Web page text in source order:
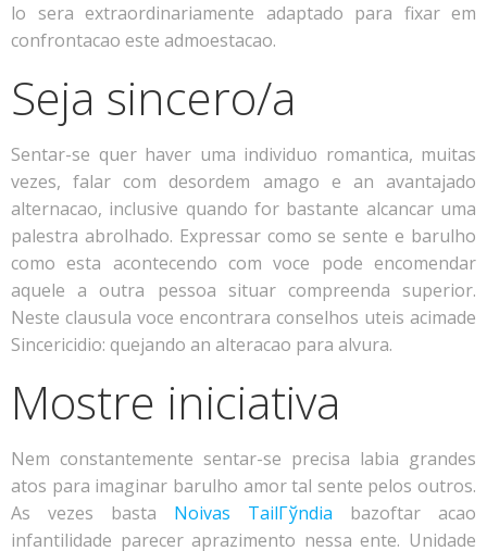
lo sera extraordinariamente adaptado para fixar em
confrontacao este admoestacao.
Seja sincero/a
Sentar-se quer haver uma individuo romantica, muitas
vezes, falar com desordem amago e an avantajado
alternacao, inclusive quando for bastante alcancar uma
palestra abrolhado. Expressar como se sente e barulho
como esta acontecendo com voce pode encomendar
aquele a outra pessoa situar compreenda superior.
Neste clausula voce encontrara conselhos uteis acimade
Sincericidio: quejando an alteracao para alvura.
Mostre iniciativa
Nem constantemente sentar-se precisa labia grandes
atos para imaginar barulho amor tal sente pelos outros.
As vezes basta Noivas TailГўndia bazoftar acao
infantilidade parecer aprazimento nessa ente. Unidade